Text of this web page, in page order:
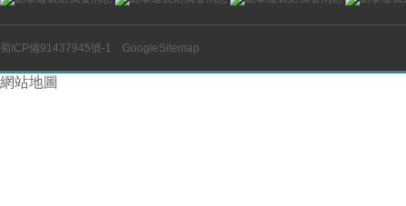
蜀ICP備91437945號-1 GoogleSitemap
網站地圖